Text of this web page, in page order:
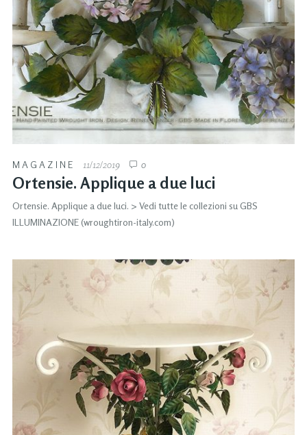
MAGAZINE 11/12/2019 0
Ortensie. Applique a due luci
Ortensie. Applique a due luci. > Vedi tutte le collezioni su GBS
ILLUMINAZIONE (wroughtiron-italy.com)